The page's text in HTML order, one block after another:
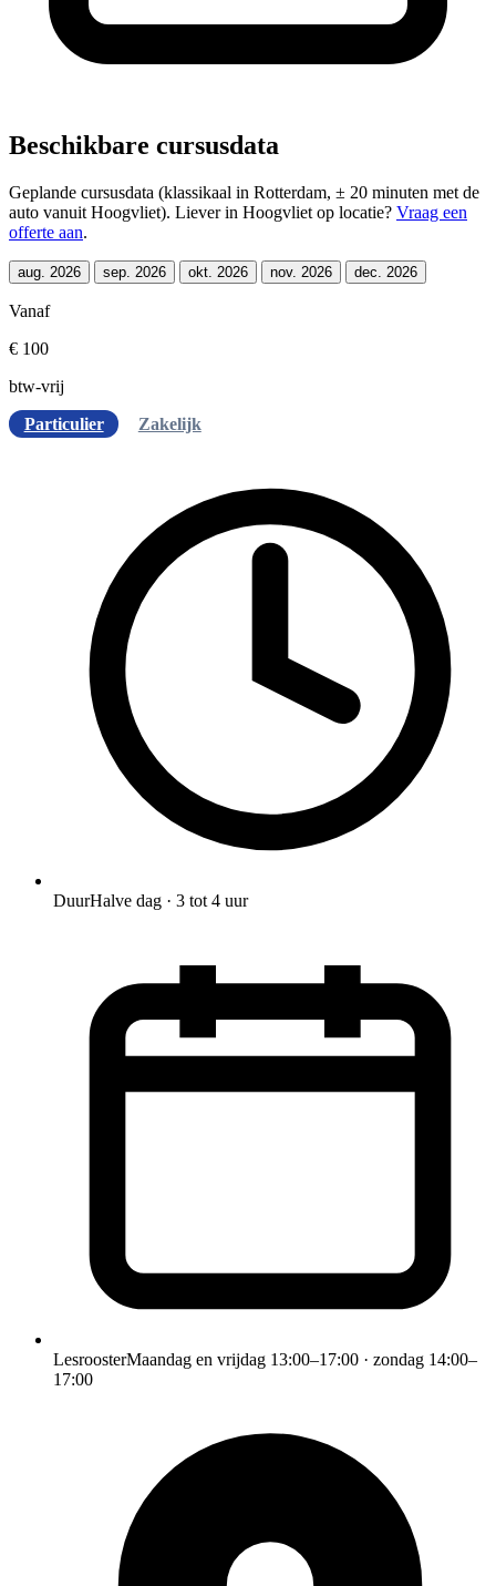
Beschikbare cursusdata
Geplande cursusdata (klassikaal in Rotterdam, ± 20 minuten met de
auto vanuit Hoogvliet). Liever in Hoogvliet op locatie? Vraag een
offerte aan.
aug. 2026 sep. 2026 okt. 2026 nov. 2026 dec. 2026
Vanaf
€ 100
btw-vrij
Particulier
Zakelijk
DuurHalve dag · 3 tot 4 uur
LesroosterMaandag en vrijdag 13:00–17:00 · zondag 14:00–
17:00